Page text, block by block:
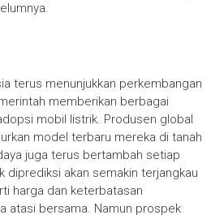
terus menunjukkan perkembangan
memberikan berbagai
mobil listrik. Produsen global
model terbaru mereka di tanah
juga terus bertambah setiap
diprediksi akan semakin terjangkau
harga dan keterbatasan
atasi bersama. Namun prospek